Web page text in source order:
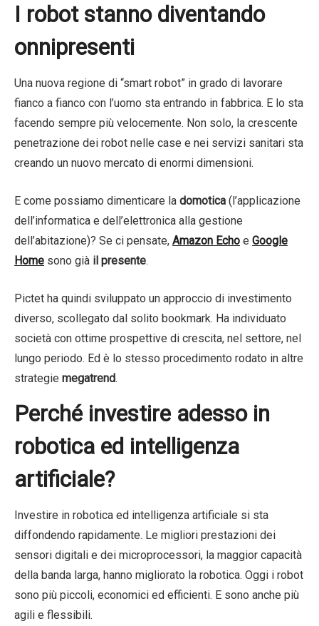
I robot stanno diventando
onnipresenti
Una nuova regione di “smart robot” in grado di lavorare
fianco a fianco con l’uomo sta entrando in fabbrica. E lo sta
facendo sempre più velocemente. Non solo, la crescente
penetrazione dei robot nelle case e nei servizi sanitari sta
creando un nuovo mercato di enormi dimensioni.
E come possiamo dimenticare la domotica (l’applicazione
dell’informatica e dell’elettronica alla gestione
dell’abitazione)? Se ci pensate, Amazon Echo e Google
Home sono già il presente.
Pictet ha quindi sviluppato un approccio di investimento
diverso, scollegato dal solito bookmark. Ha individuato
società con ottime prospettive di crescita, nel settore, nel
lungo periodo. Ed è lo stesso procedimento rodato in altre
strategie megatrend.
Perché investire adesso in
robotica ed intelligenza
artificiale?
Investire in robotica ed intelligenza artificiale si sta
diffondendo rapidamente. Le migliori prestazioni dei
sensori digitali e dei microprocessori, la maggior capacità
della banda larga, hanno migliorato la robotica. Oggi i robot
sono più piccoli, economici ed efficienti. E sono anche più
agili e flessibili.